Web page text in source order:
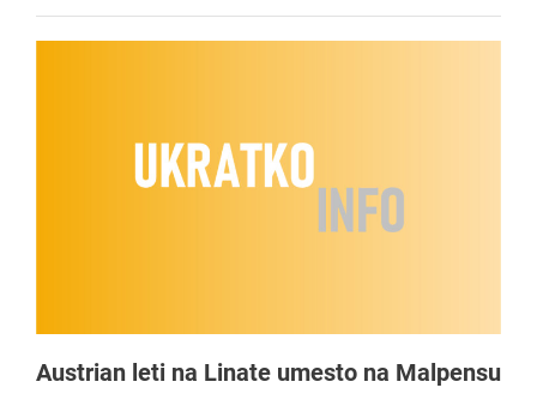
Austrian leti na Linate umesto na Malpensu